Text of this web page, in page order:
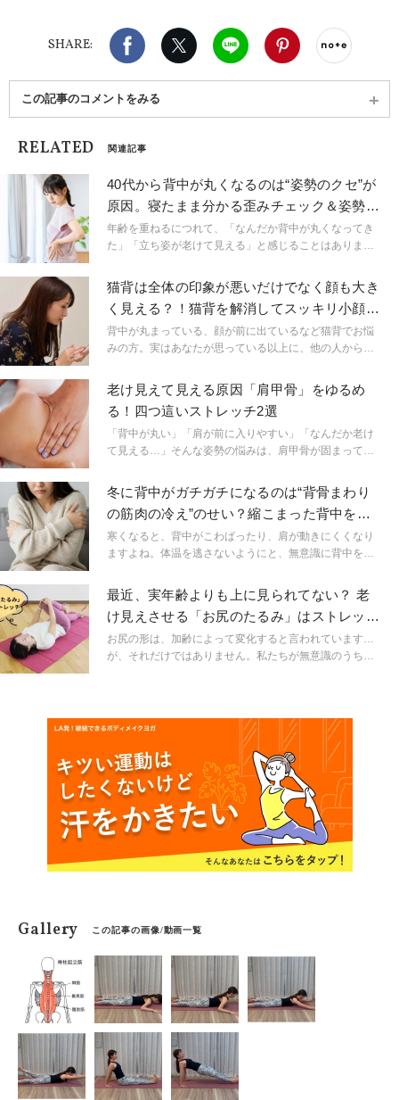
る。
SHARE:
Facebook X（旧twitter）
LINE Pinterest
この記事のコメントをみる
RELATED 関連記事
40代から背中が丸くなるのは“姿勢のクセ”が
原因。寝たまま分かる歪みチェック＆姿勢改
善ヨガ
年齢を重ねるにつれて、「なんだか背中が丸くなってき
た」「立ち姿が老けて見える」と感じることはありませ
勢が崩れやすくなります。姿勢が悪くなると肩こりなど
の不調だけではなく、見た目の印象にも大きく関わって
きます。今回は姿勢を寝たまま簡単にチェックできる方
法や、改善ヨガをご紹介します。
猫背は全体の印象が悪いだけでなく顔も大き
く見える？！猫背を解消してスッキリ小顔に
なる「指1本でできる簡単エクササイズ」
背中が丸まっている、顔が前に出ているなど猫背でお悩
みの方。実はあなたが思っている以上に、他の人からは
ているかもしれません？！
老け見えて見える原因「肩甲骨」をゆるめ
る！四つ這いストレッチ2選
「背中が丸い」「肩が前に入りやすい」「なんだか老け
て見える…」そんな姿勢の悩みは、肩甲骨が固まってい
チガチに…。胸が閉じて呼吸が浅くなり、一気に老けた
印象を与えてしまいます。さらに、肩こりなどの不調・
巡りの滞り・代謝低下まで連鎖し、太りやすさにもつな
がります。そこで今回は、肩甲骨をやさしくゆるめ、胸
を開いて呼吸を深めることで、若見え・不調改善・代謝
冬に背中がガチガチになるのは“背骨まわり
の筋肉の冷え”のせい？縮こまった背中をゆ
るめる温めストレッチ
寒くなると、背中がこわばったり、肩が動きにくくなり
ますよね。体温を逃さないようにと、無意識に背中を丸
か。長時間背中を丸めた姿勢をとっていると、肩まわり
や背中の筋肉が硬くなってしまいます。こちらの記事で
は、そんな猫背姿勢を元に戻すストレッチをご紹介しま
す。
最近、実年齢よりも上に見られてない？ 老
け見えさせる「お尻のたるみ」はストレッチ
で対策しよう
お尻の形は、加齢によって変化すると言われています…
が、それだけではありません。私たちが無意識のうちに
世代の人も、お尻のたるみによって実年齢よりも上に見
られてしまうことがあるかもしれないんですね…。そこ
で今回は、お尻のたるみにストップをかけるストレッチ
のやり方をご紹介！ ぜひ、参考にしてみてください。
Gallery この記事の画像/動画一覧